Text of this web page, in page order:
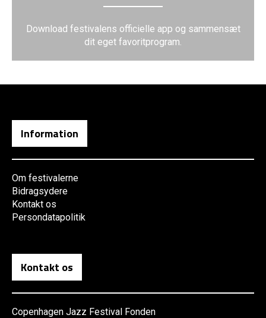
Download festivalens officielle app og sammensæt
dit eget favoritprogram.
Information
Om festivalerne
Bidragsydere
Kontakt os
Persondatapolitik
Kontakt os
Copenhagen Jazz Festival Fonden